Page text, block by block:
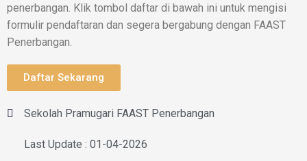
penerbangan. Klik tombol daftar di bawah ini untuk mengisi
formulir pendaftaran dan segera bergabung dengan FAAST
Penerbangan.
Daftar Sekarang
Sekolah Pramugari FAAST Penerbangan
Last Update : 01-04-2026